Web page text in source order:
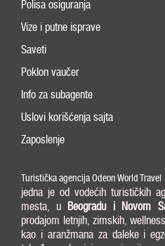
Polisa osiguranja
Vize i putne isprave
Saveti
Poklon vaučer
Info za subagente
Uslovi korišćenja sajta
Zaposlenje
Turistička agencija Odeon World Travel
jedna je od vodećih turističkih
mesta, u Beogradu i Novom
prodajom letnjih, zimskih,
kao i aranžmana za daleke i